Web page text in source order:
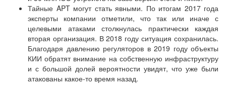
Тайные APT могут стать явными. По итогам 2017 года
эксперты компании отметили, что так или иначе с
целевыми атаками столкнулась практически каждая
вторая организация. В 2018 году ситуация сохранилась.
Благодаря давлению регуляторов в 2019 году объекты
КИИ обратят внимание на собственную инфраструктуру
и с большой долей вероятности увидят, что уже были
атакованы какое-то время назад.